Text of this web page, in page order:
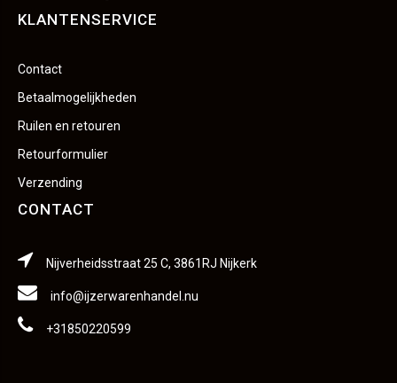
KLANTENSERVICE
Contact
Betaalmogelijkheden
Ruilen en retouren
Retourformulier
Verzending
CONTACT
Nijverheidsstraat 25 C, 3861RJ Nijkerk
info@ijzerwarenhandel.nu
+31850220599